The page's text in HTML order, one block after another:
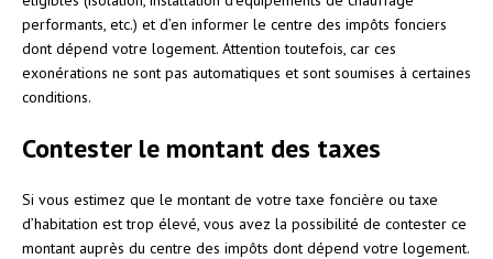
performants, etc.) et d’en informer le centre des impôts fonciers
dont dépend votre logement. Attention toutefois, car ces
exonérations ne sont pas automatiques et sont soumises à certaines
conditions.
Contester le montant des taxes
Si vous estimez que le montant de votre taxe foncière ou taxe
d’habitation est trop élevé, vous avez la possibilité de contester ce
montant auprès du centre des impôts dont dépend votre logement.